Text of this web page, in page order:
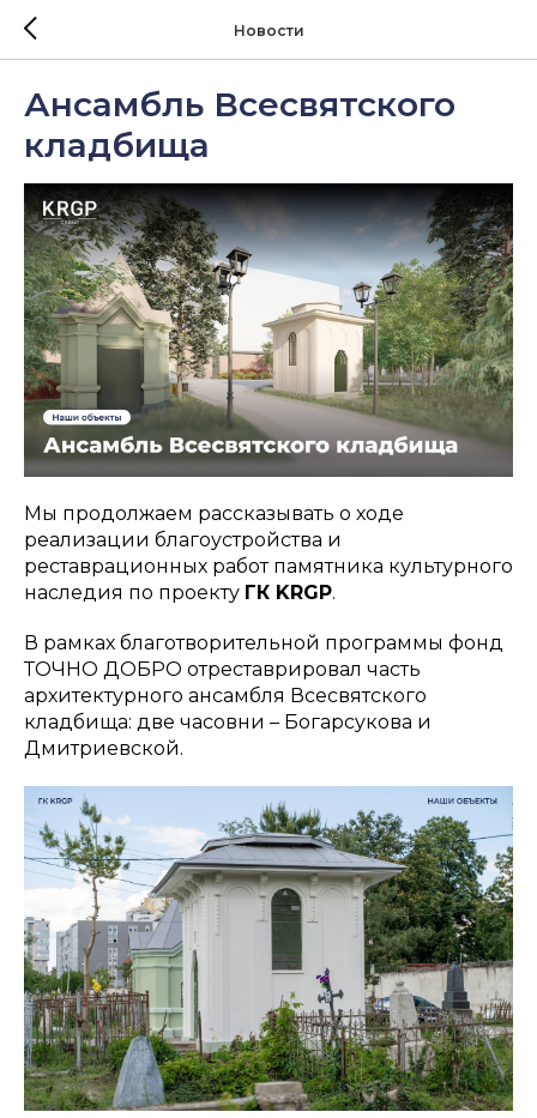
Новости
Ансамбль Всесвятского
кладбища
Мы продолжаем рассказывать о ходе
реализации благоустройства и
реставрационных работ памятника культурного
наследия по проекту ГК KRGP.
В рамках благотворительной программы фонд
ТОЧНО ДОБРО отреставрировал часть
архитектурного ансамбля Всесвятского
кладбища: две часовни – Богарсукова и
Дмитриевской.